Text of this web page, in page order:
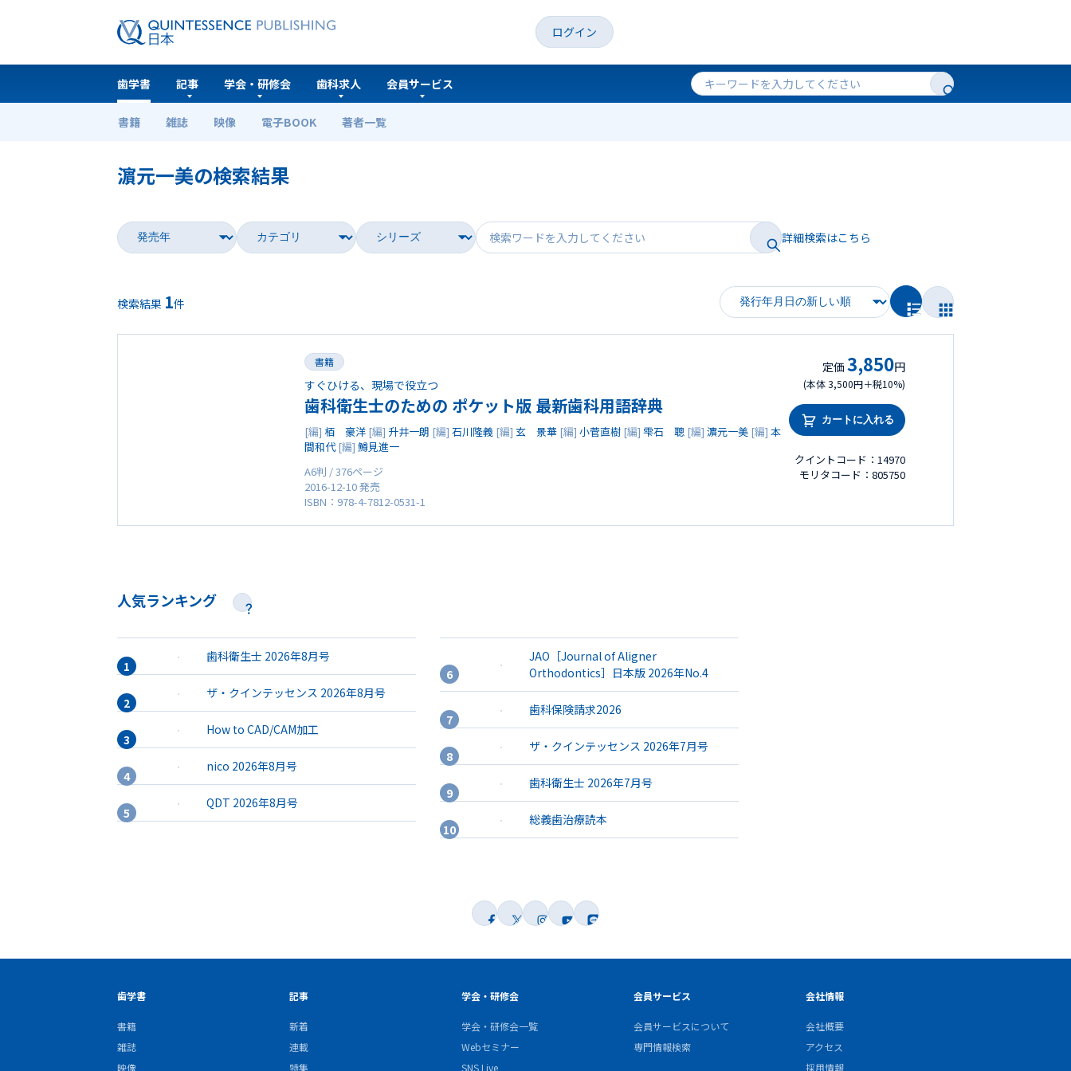
ログイン
歯学書
書籍 雑誌 映像 電子BOOK 著者一覧
記事 学会・研修会 歯科求人 会員サービス
ホーム 歯学書
濵元一美の検索結果
詳細検索はこちら
検索結果 1件
書籍
すぐひける、現場で役立つ
歯科衛生士のための ポケット版 最新歯科用語辞典
[編] 栢 豪洋 [編] 升井一朗 [編] 石川隆義 [編] 玄 景華 [編] 小菅直樹 [編] 雫石 聰 [編] 濵元一美 [編] 本
間和代[編] 鱒見進一
A6判 / 376ページ
2016-12-10 発売
ISBN：978-4-7812-0531-1
定価 3,850円
(本体 3,500円＋税10%)
カートに入れる
クイントコード：14970
モリタコード：805750
人気ランキング
歯科衛生士 2026年8月号
ザ・クインテッセンス 2026年8月号
How to CAD/CAM加工
nico 2026年8月号
QDT 2026年8月号
JAO［Journal of Aligner
Orthodontics］日本版 2026年No.4
歯科保険請求2026
ザ・クインテッセンス 2026年7月号
歯科衛生士 2026年7月号
総義歯治療読本
歯学書
書籍
雑誌
映像
記事
新着
連載
特集
学会・研修会
学会・研修会一覧
Webセミナー
SNS Live
会員サービス
会員サービスについて
専門情報検索
会社情報
会社概要
アクセス
採用情報